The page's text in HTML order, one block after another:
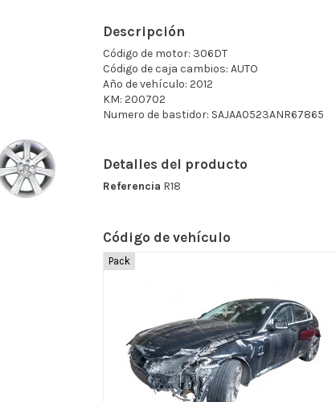
Descripción
Código de motor: 306DT
Código de caja cambios: AUTO
Año de vehículo: 2012
KM: 200702
Numero de bastidor: SAJAA0523ANR67865
Detalles del producto
Referencia R18
Código de vehículo
Pack